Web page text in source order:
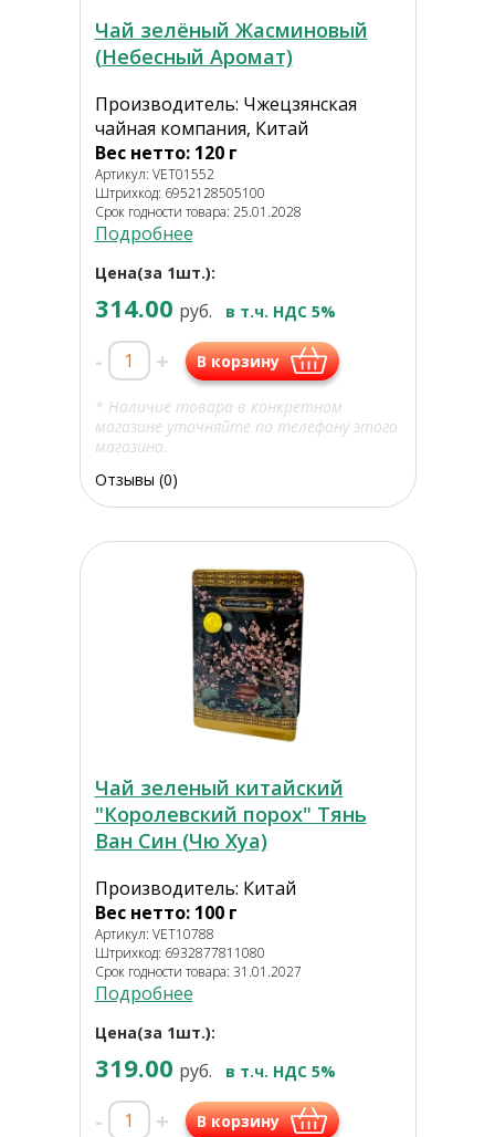
Чай зелёный Жасминовый
(Небесный Аромат)
Производитель: Чжецзянская
чайная компания, Китай
Вес нетто: 120 г
Артикул: VET01552
Штрихкод: 6952128505100
Срок годности товара: 25.01.2028
Подробнее
Цена(за 1шт.):
314.00 руб. в т.ч. НДС 5%
- + В корзину
* Наличие товара в конкретном
магазине уточняйте по телефону этого
магазина.
Отзывы (0)
Чай зеленый китайский
"Королевский порох" Тянь
Ван Син (Чю Хуа)
Производитель: Китай
Вес нетто: 100 г
Артикул: VET10788
Штрихкод: 6932877811080
Срок годности товара: 31.01.2027
Подробнее
Цена(за 1шт.):
319.00 руб. в т.ч. НДС 5%
- + В корзину